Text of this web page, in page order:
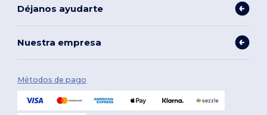
Déjanos ayudarte
Nuestra empresa
Métodos de pago